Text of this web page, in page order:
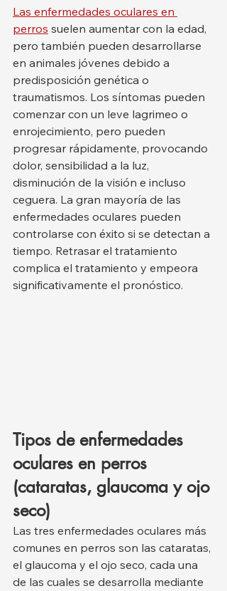
Las enfermedades oculares en
perros suelen aumentar con la edad,
pero también pueden desarrollarse
en animales jóvenes debido a
predisposición genética o
traumatismos. Los síntomas pueden
comenzar con un leve lagrimeo o
enrojecimiento, pero pueden
progresar rápidamente, provocando
dolor, sensibilidad a la luz,
disminución de la visión e incluso
ceguera. La gran mayoría de las
enfermedades oculares pueden
controlarse con éxito si se detectan a
tiempo. Retrasar el tratamiento
complica el tratamiento y empeora
significativamente el pronóstico.
Tipos de enfermedades
oculares en perros
(cataratas, glaucoma y ojo
seco)
Las tres enfermedades oculares más
comunes en perros son las cataratas,
el glaucoma y el ojo seco, cada una
de las cuales se desarrolla mediante